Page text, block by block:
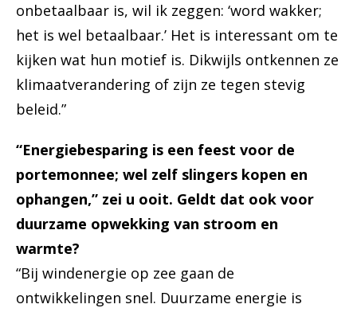
onbetaalbaar is, wil ik zeggen: ‘word wakker;
het is wel betaalbaar.’ Het is interessant om te
kijken wat hun motief is. Dikwijls ontkennen ze
klimaatverandering of zijn ze tegen stevig
beleid.”
“Energiebesparing is een feest voor de
portemonnee; wel zelf slingers kopen en
ophangen,” zei u ooit. Geldt dat ook voor
duurzame opwekking van stroom en
warmte?
“Bij windenergie op zee gaan de
ontwikkelingen snel. Duurzame energie is